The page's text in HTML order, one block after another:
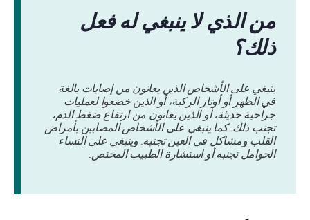
من الذي لا ينبغي له فعل
ذلك؟
ينبغي على الأشخاص الذين يعانون من إصابات بالغة
في الظهر أو أوتار الركبة، أو الذين خضعوا لعمليات
جراحية حديثة، أو الذين يعانون من ارتفاع ضغط الدم،
تجنب ذلك. كما ينبغي على الأشخاص المصابين بأمراض
القلب ومشاكل في العين تجنبه. وينبغي على النساء
الحوامل تجنبه أو استشارة الطبيب المختص.